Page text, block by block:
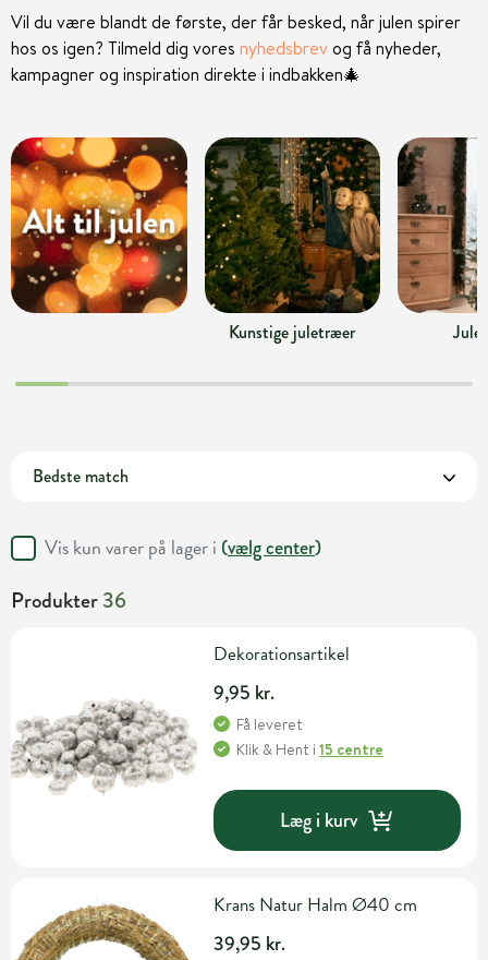
Vil du være blandt de første, der får besked, når julen spirer
hos os igen? Tilmeld dig vores nyhedsbrevog få nyheder,
kampagner og inspiration direkte i indbakken🎄
Kunstige juletræer
Vis kun varer på lager i (vælg center)
Produkter36
Dekorationsartikel
9,95 kr.
Få leveret
Klik & Hent i15 centre
Læg i kurv
Krans Natur Halm Ø40 cm
39,95 kr.